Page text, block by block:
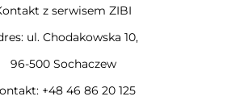
z serwisem ZIBI
ul. Chodakowska 10,
96-500 Sochaczew
+48 46 86 20 125